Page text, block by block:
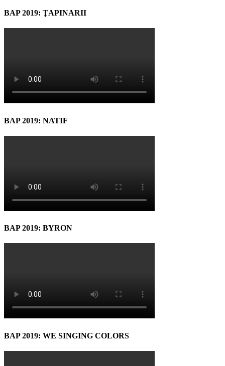
BAP 2019: ŢAPINARII
BAP 2019: NATIF
BAP 2019: BYRON
BAP 2019: WE SINGING COLORS